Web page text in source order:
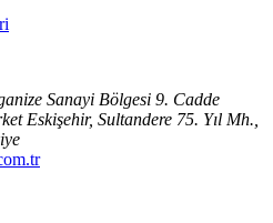
Sanayi Bölgesi 9. Cadde
Eskişehir, Sultandere 75. Yıl Mh.,